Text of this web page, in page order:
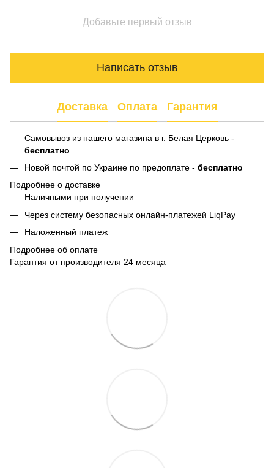
Добавьте первый отзыв
Написать отзыв
Доставка Оплата Гарантия
Самовывоз из нашего магазина в г. Белая Церковь -
бесплатно
Новой почтой по Украине по предоплате - бесплатно
Подробнее о доставке
Наличными при получении
Через систему безопасных онлайн-платежей LiqPay
Наложенный платеж
Подробнее об оплате
Гарантия от производителя 24 месяца